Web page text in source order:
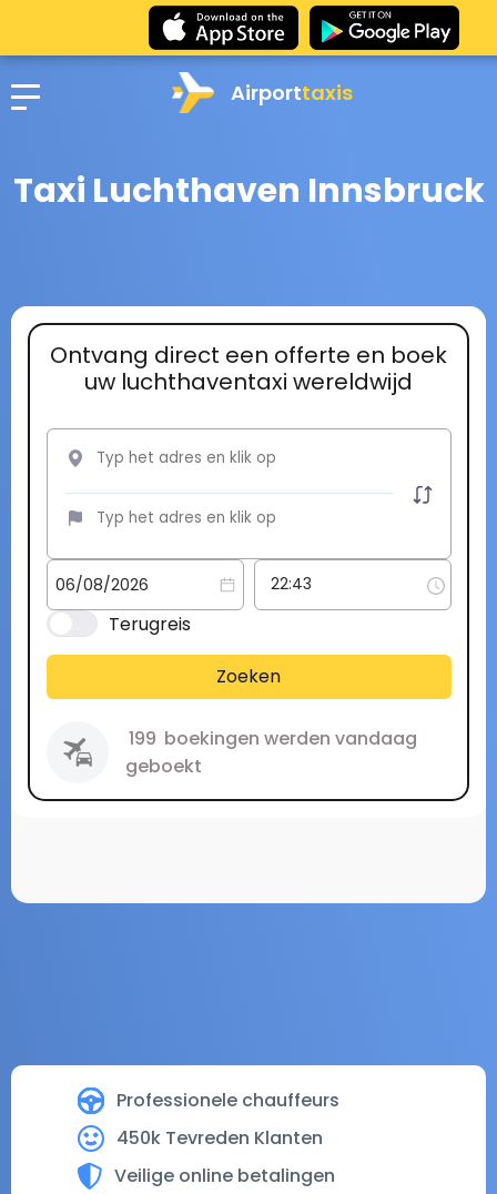
Airporttaxis
Taxi Luchthaven Innsbruck
Professionele chauffeurs
450k Tevreden Klanten
Veilige online betalingen
Ontvang direct een offerte en boek
uw luchthaventaxi wereldwijd
Terugreis
Zoeken
199 boekingen werden vandaag
geboekt